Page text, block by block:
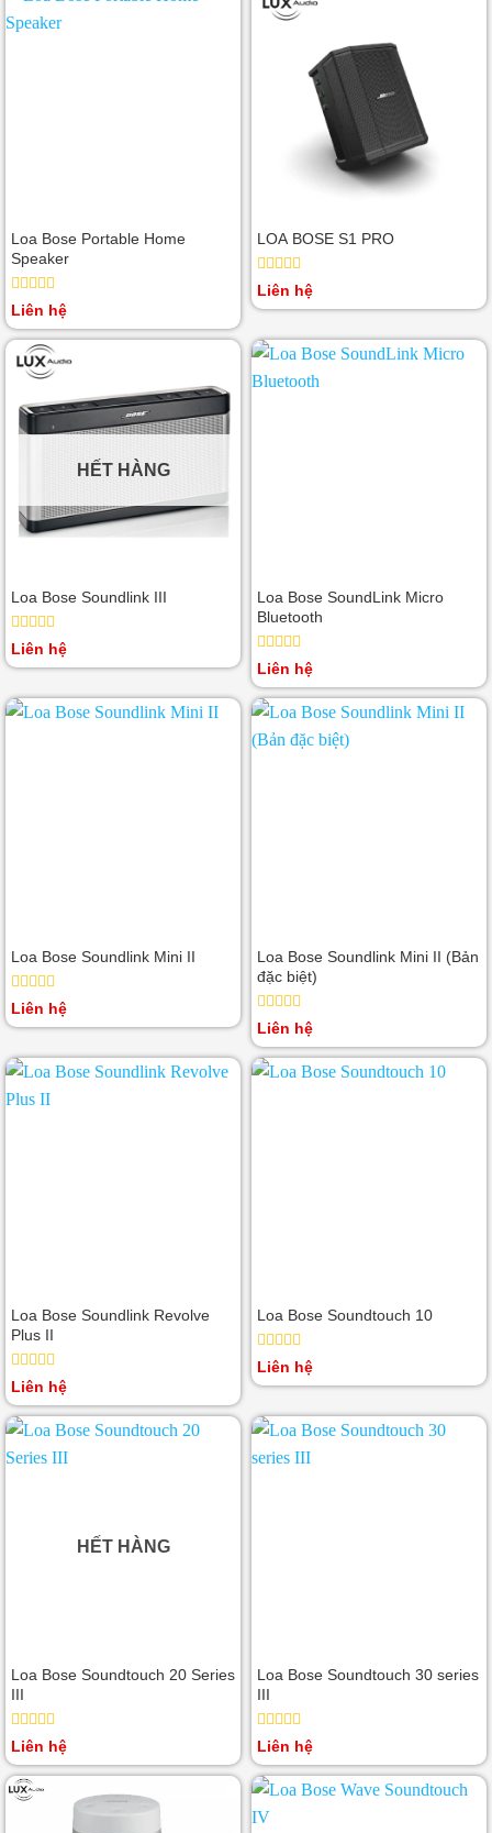
sao
5
Loa Bose Portable Home
Speaker
Được
hạng
0
5
Liên hệ
LOA BOSE S1 PRO
Được
5
sao
Liên hệ
HẾT HÀNG
Loa Bose Soundlink III
Được
5
sao
Liên hệ
Loa Bose SoundLink Micro
Bluetooth
Được
hạng
0
sao
Liên hệ
Loa Bose Soundlink Mini II
Được
5
sao
Liên hệ
Loa Bose Soundlink Mini II (Bản
đặc biệt)
Được
hạng
0
Liên hệ
Loa Bose Soundlink Revolve
Plus II
Được
hạng
0
sao
Liên hệ
Loa Bose Soundtouch 10
Được
5
sao
Liên hệ
HẾT HÀNG
Loa Bose Soundtouch 20 Series
III
Được
xếp
hạng
0
5
Liên hệ
Loa Bose Soundtouch 30 series
III
Được
xếp
hạng
0
sao
Liên hệ